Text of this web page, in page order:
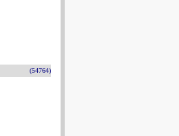
(54764)